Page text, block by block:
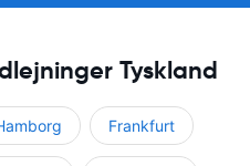
Tyskland
Frankfurt